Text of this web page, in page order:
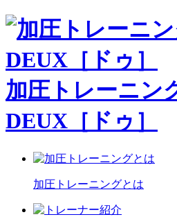
加圧トレーニン
DEUX［ドゥ］
加圧トレーニングとは